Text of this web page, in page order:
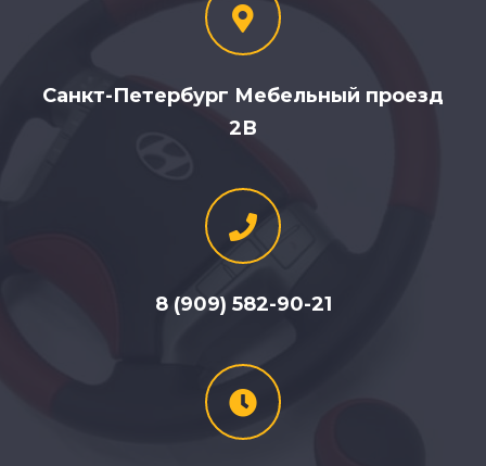
Санкт-Петербург Мебельный проезд
2В
8 (909) 582-90-21